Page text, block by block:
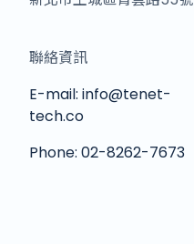
聯絡資訊
E-mail: info@tenet-
tech.co
Phone: 02-8262-7673